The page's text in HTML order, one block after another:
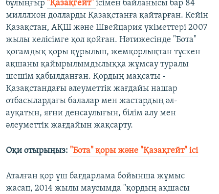
бұлыңғыр "Қазақгейт" ісімен байланысы бар 84
милллион долларды Қазақстанға қайтарған. Кейін
Қазақстан, АҚШ және Швейцария үкіметтері 2007
жылы келісімге қол қойған. Нәтижесінде "Бота"
қоғамдық қоры құрылып, жемқорлықтан түскен
ақшаны қайырылымдылыққа жұмсау туралы
шешім қабылданған. Қордың мақсаты -
Қазақстандағы әлеуметтік жағдайы нашар
отбасылардағы балалар мен жастардың әл-
ауқатын, яғни денсаулығын, білім алу мен
әлеуметтік жағдайын жақсарту.
Оқи отырыңыз: "Бота" қоры және "Қазақгейт" ісі
Аталған қор үш бағдарлама бойынша жұмыс
жасап, 2014 жылы маусымда "қордың ақшасы